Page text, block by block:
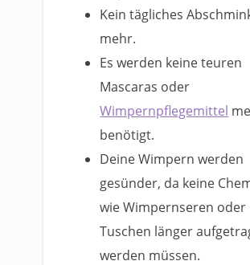
Kein tägliches
mehr.
Es werden keine teuren
Mascaras oder
Wimpernpflegemittel
benötigt.
Deine Wimpern werden
gesünder, da keine
wie Wimpernseren oder
Tuschen länger
werden müssen.